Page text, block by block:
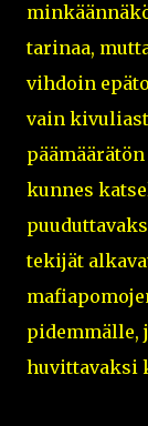
tarinaa,
vihdoin
vain
kunnes
tekijät
pidemmälle,
huvittavaksi